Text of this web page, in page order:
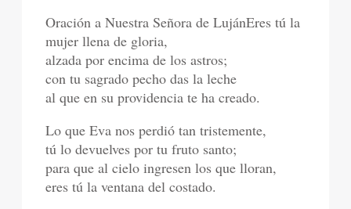
Oración a Nuestra Señora de LujánEres tú la
mujer llena de gloria,
alzada por encima de los astros;
con tu sagrado pecho das la leche
al que en su providencia te ha creado.
Lo que Eva nos perdió tan tristemente,
tú lo devuelves por tu fruto santo;
para que al cielo ingresen los que lloran,
eres tú la ventana del costado.